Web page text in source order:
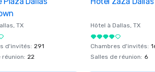
, TX
d'invités: 291
réunion: 22
Hôtel à Dallas, TX
Chambres d'invités:
Salles de réunion: 6